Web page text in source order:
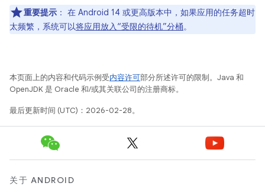
重要提示 ： 在 Android 14 或更高版本中，如果应用的任务超时
太频繁，系统可以将应用放入“受限的待机”分桶。
本页面上的内容和代码示例受内容许可部分所述许可的限制。Java 和
OpenJDK 是 Oracle 和/或其关联公司的注册商标。
最后更新时间 (UTC)：2026-02-28。
关于 ANDROID